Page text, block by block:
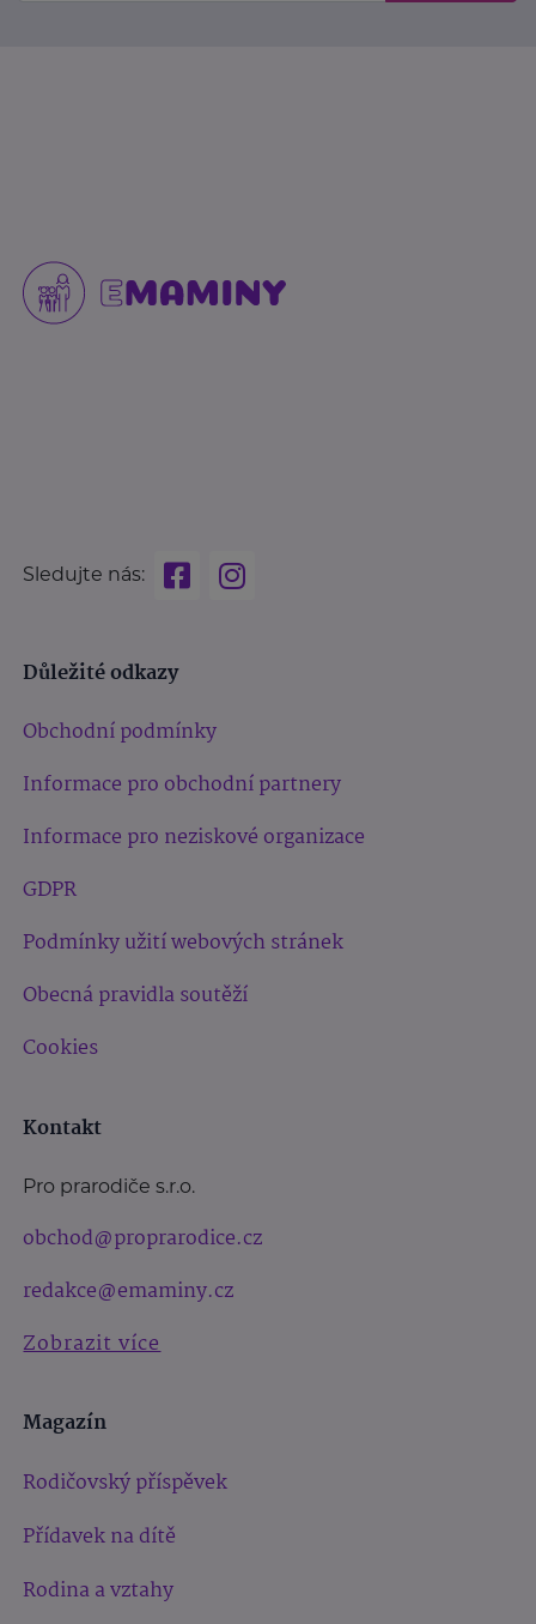
Sledujte nás:
Důležité odkazy
Obchodní podmínky
Informace pro obchodní partnery
Informace pro neziskové organizace
GDPR
Podmínky užití webových stránek
Obecná pravidla soutěží
Cookies
Kontakt
Pro prarodiče s.r.o.
obchod@proprarodice.cz
redakce@emaminy.cz
Zobrazit více
Magazín
Rodičovský příspěvek
Přídavek na dítě
Rodina a vztahy